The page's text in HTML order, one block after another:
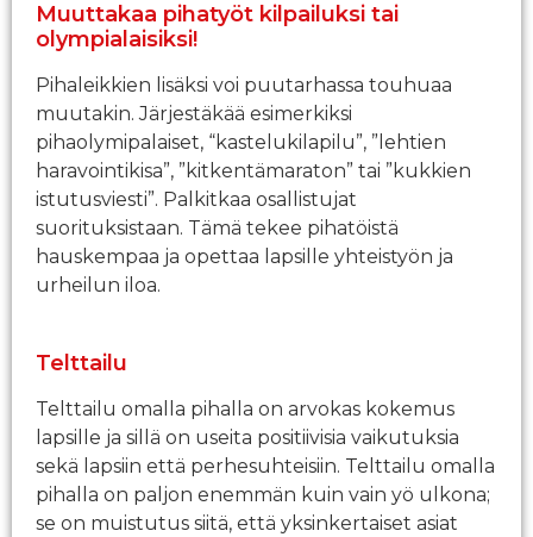
Muuttakaa pihatyöt kilpailuksi tai
olympialaisiksi!
Pihaleikkien lisäksi voi puutarhassa touhuaa
muutakin. Järjestäkää esimerkiksi
pihaolymipalaiset, “kastelukilapilu”, ”lehtien
haravointikisa”, ”kitkentämaraton” tai ”kukkien
istutusviesti”. Palkitkaa osallistujat
suorituksistaan. Tämä tekee pihatöistä
hauskempaa ja opettaa lapsille yhteistyön ja
urheilun iloa.
Telttailu
Telttailu omalla pihalla on arvokas kokemus
lapsille ja sillä on useita positiivisia vaikutuksia
sekä lapsiin että perhesuhteisiin. Telttailu omalla
pihalla on paljon enemmän kuin vain yö ulkona;
se on muistutus siitä, että yksinkertaiset asiat